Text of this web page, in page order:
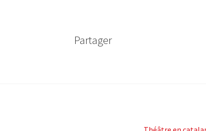
Partager
Article